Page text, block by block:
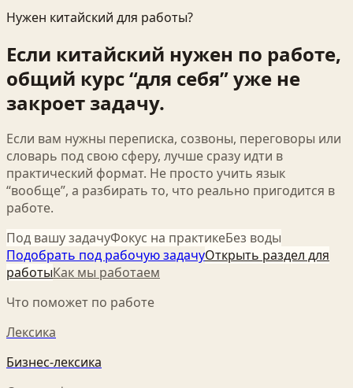
Нужен китайский для работы?
Если китайский нужен по работе,
общий курс “для себя” уже не
закроет задачу.
Если вам нужны переписка, созвоны, переговоры или
словарь под свою сферу, лучше сразу идти в
практический формат. Не просто учить язык
“вообще”, а разбирать то, что реально пригодится в
работе.
Под вашу задачуФокус на практикеБез воды
Подобрать под рабочую задачуОткрыть раздел для
работыКак мы работаем
Что поможет по работе
Лексика
Бизнес-лексика